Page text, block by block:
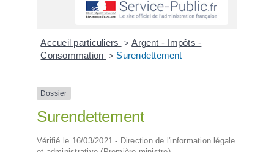
Accueil particuliers > Argent - Impôts -
Consommation > Surendettement
Dossier
Surendettement
Vérifié le 16/03/2021 - Direction de l'information légale